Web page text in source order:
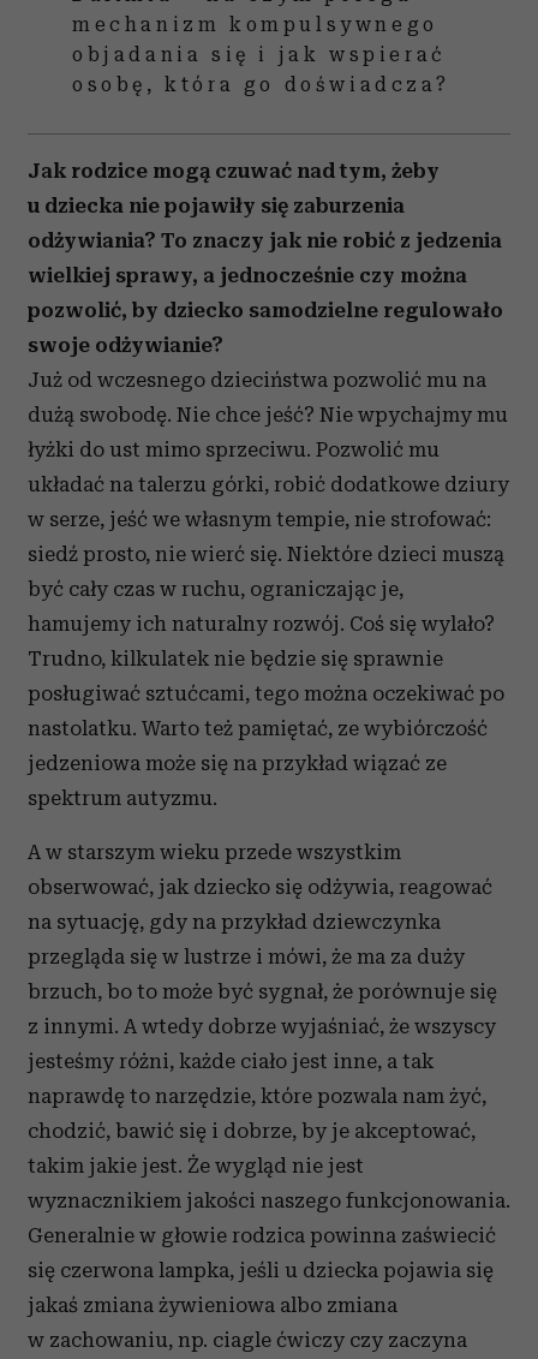
mechanizm kompulsywnego
objadania się i jak wspierać
osobę, która go doświadcza?
Jak rodzice mogą czuwać nad tym, żeby
u dziecka nie pojawiły się zaburzenia
odżywiania? To znaczy jak nie robić z jedzenia
wielkiej sprawy, a jednocześnie czy można
pozwolić, by dziecko samodzielne regulowało
swoje odżywianie?
Już od wczesnego dzieciństwa pozwolić mu na
dużą swobodę. Nie chce jeść? Nie wpychajmy mu
łyżki do ust mimo sprzeciwu. Pozwolić mu
układać na talerzu górki, robić dodatkowe dziury
w serze, jeść we własnym tempie, nie strofować:
siedź prosto, nie wierć się. Niektóre dzieci muszą
być cały czas w ruchu, ograniczając je,
hamujemy ich naturalny rozwój. Coś się wylało?
Trudno, kilkulatek nie będzie się sprawnie
posługiwać sztućcami, tego można oczekiwać po
nastolatku. Warto też pamiętać, ze wybiórczość
jedzeniowa może się na przykład wiązać ze
spektrum autyzmu.
A w starszym wieku przede wszystkim
obserwować, jak dziecko się odżywia, reagować
na sytuację, gdy na przykład dziewczynka
przegląda się w lustrze i mówi, że ma za duży
brzuch, bo to może być sygnał, że porównuje się
z innymi. A wtedy dobrze wyjaśniać, że wszyscy
jesteśmy różni, każde ciało jest inne, a tak
naprawdę to narzędzie, które pozwala nam żyć,
chodzić, bawić się i dobrze, by je akceptować,
takim jakie jest. Że wygląd nie jest
wyznacznikiem jakości naszego funkcjonowania.
Generalnie w głowie rodzica powinna zaświecić
się czerwona lampka, jeśli u dziecka pojawia się
jakaś zmiana żywieniowa albo zmiana
w zachowaniu, np. ciagle ćwiczy czy zaczyna